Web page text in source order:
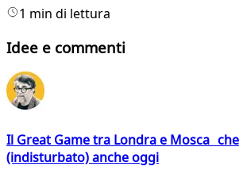
1 min di lettura
Idee e commenti
Il Great Game tra Londra e Mosca
(indisturbato) anche oggi